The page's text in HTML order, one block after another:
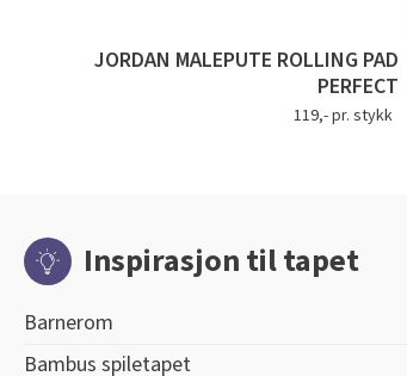
JORDAN MALEPUTE ROLLING PAD
PERFECT
119,- pr. stykk
Inspirasjon til tapet
Barnerom
Bambus spiletapet